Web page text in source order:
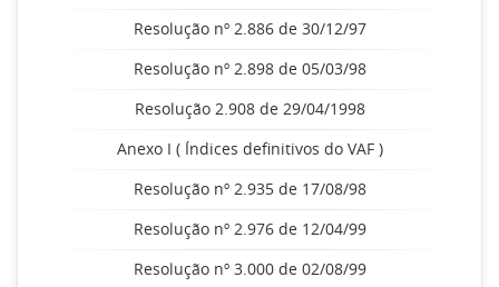
Resolução nº 2.886 de 30/12/97
Resolução nº 2.898 de 05/03/98
Resolução 2.908 de 29/04/1998
Anexo I ( Índices definitivos do VAF )
Resolução nº 2.935 de 17/08/98
Resolução nº 2.976 de 12/04/99
Resolução nº 3.000 de 02/08/99